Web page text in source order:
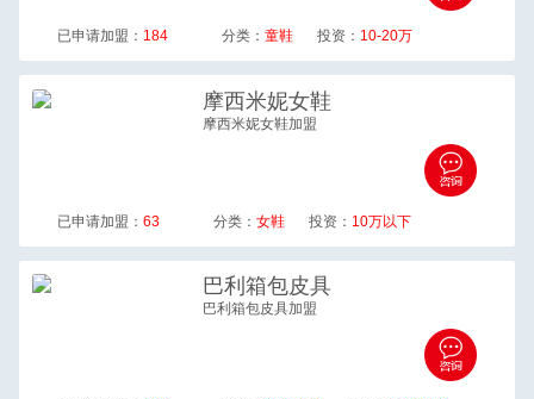
已申请加盟： 184 分类： 童鞋 投资： 10-20万
摩西米妮女鞋
摩西米妮女鞋加盟
已申请加盟： 63 分类： 女鞋 投资： 10万以下
巴利 箱包皮具
巴利箱包皮具加盟